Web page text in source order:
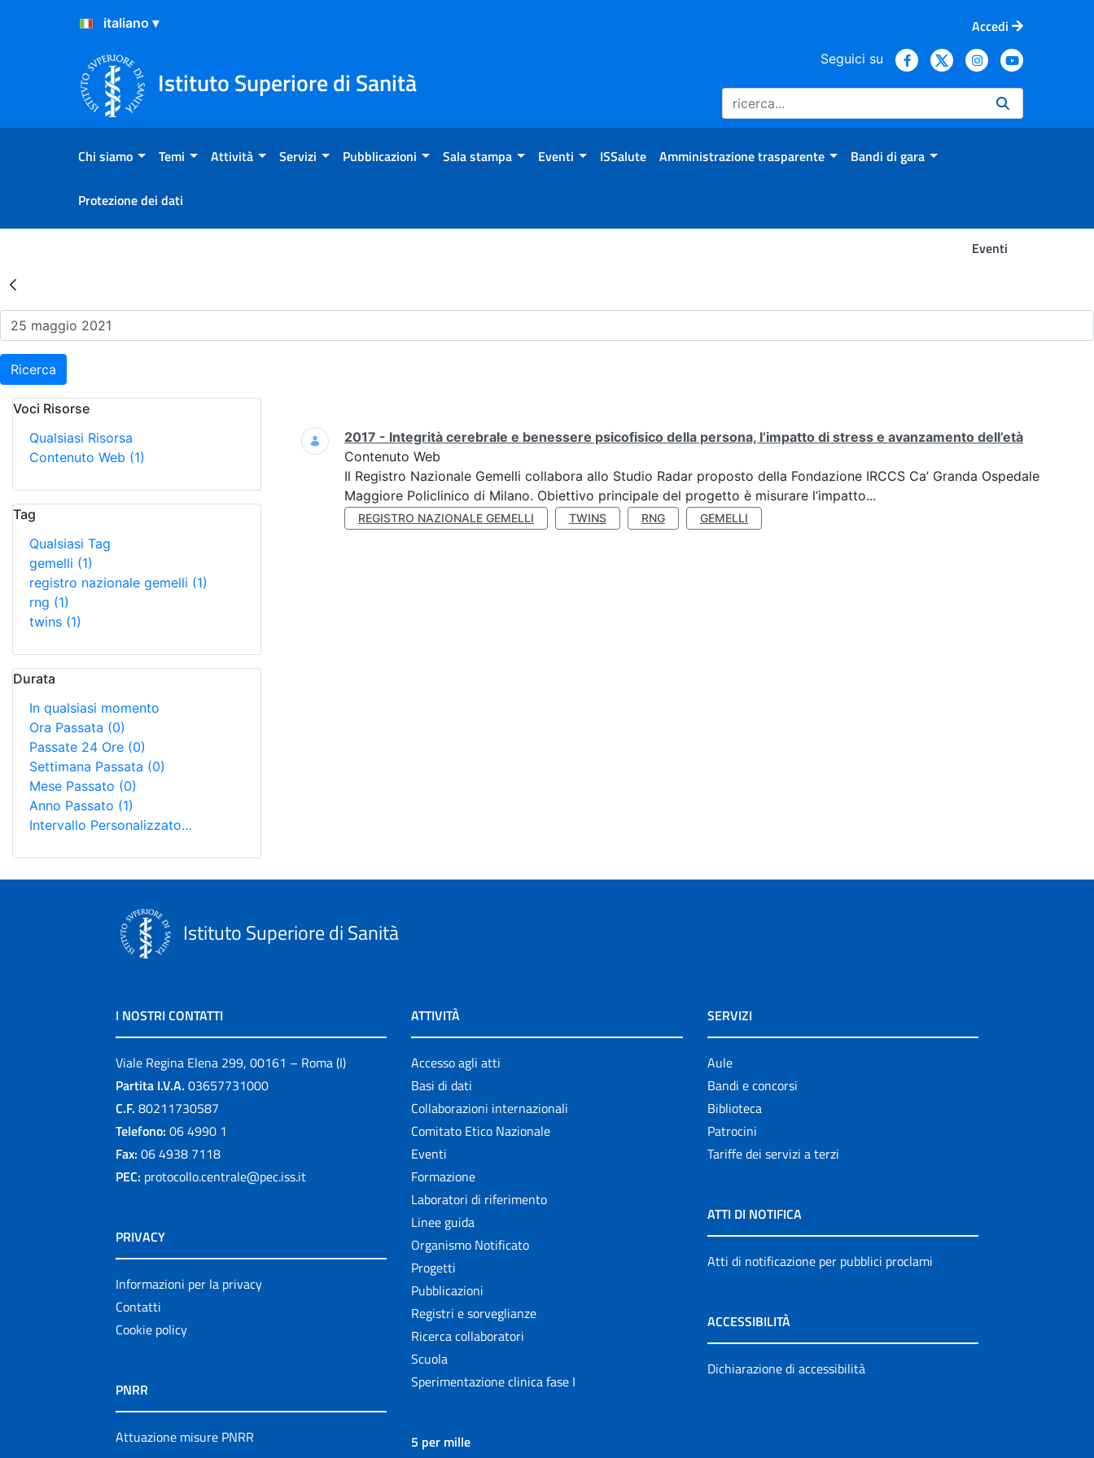
Salta al Contenuto
Salta al Footer
Accedi
Istituto Superiore di Sanità
Seguici su
Chi siamo Temi Attività Servizi Pubblicazioni Sala stampa Eventi ISSalute Amministrazione trasparente Bandi di gara
Protezione dei dati
Eventi
Risultati della Ricerca - Eventi
Ricerca
Voci Risorse
Qualsiasi Risorsa
Contenuto Web (1)
Tag
Qualsiasi Tag
gemelli (1)
registro nazionale gemelli (1)
rng (1)
twins (1)
Durata
In qualsiasi momento
Ora Passata (0)
Passate 24 Ore (0)
Settimana Passata (0)
Mese Passato (0)
Anno Passato (1)
Intervallo Personalizzato…
Ricerca
2017 - Integrità cerebrale e benessere psicofisico della persona, l’impatto di stress e avanzamento dell’età
Contenuto Web
Il Registro Nazionale Gemelli collabora allo Studio Radar proposto della Fondazione IRCCS Ca’ Granda Ospedale
Maggiore Policlinico di Milano. Obiettivo principale del progetto è misurare l’impatto...
REGISTRO NAZIONALE GEMELLI TWINS RNG GEMELLI
Istituto Superiore di Sanità
I NOSTRI CONTATTI
Viale Regina Elena 299, 00161 – Roma (I)
Partita I.V.A. 03657731000
C.F. 80211730587
Telefono: 06 4990 1
Fax: 06 4938 7118
PEC: protocollo.centrale@pec.iss.it
PRIVACY
Informazioni per la privacy
Contatti
Cookie policy
PNRR
Attuazione misure PNRR
ATTIVITÀ
Accesso agli atti
Basi di dati
Collaborazioni internazionali
Comitato Etico Nazionale
Eventi
Formazione
Laboratori di riferimento
Linee guida
Organismo Notificato
Progetti
Pubblicazioni
Registri e sorveglianze
Ricerca collaboratori
Scuola
Sperimentazione clinica fase I
5 per mille
SERVIZI
Aule
Bandi e concorsi
Biblioteca
Patrocini
Tariffe dei servizi a terzi
ATTI DI NOTIFICA
Atti di notificazione per pubblici proclami
ACCESSIBILITÀ
Dichiarazione di accessibilità